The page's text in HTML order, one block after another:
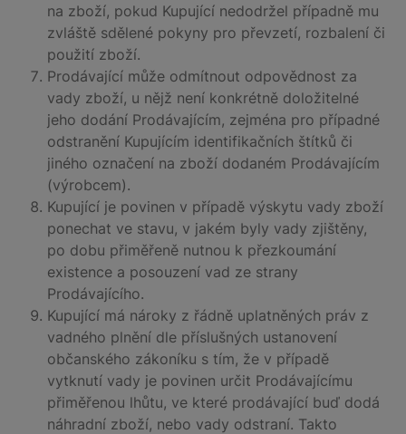
na zboží, pokud Kupující nedodržel případně mu
zvláště sdělené pokyny pro převzetí, rozbalení či
použití zboží.
Prodávající může odmítnout odpovědnost za
vady zboží, u nějž není konkrétně doložitelné
jeho dodání Prodávajícím, zejména pro případné
odstranění Kupujícím identifikačních štítků či
jiného označení na zboží dodaném Prodávajícím
(výrobcem).
Kupující je povinen v případě výskytu vady zboží
ponechat ve stavu, v jakém byly vady zjištěny,
po dobu přiměřeně nutnou k přezkoumání
existence a posouzení vad ze strany
Prodávajícího.
Kupující má nároky z řádně uplatněných práv z
vadného plnění dle příslušných ustanovení
občanského zákoníku s tím, že v případě
vytknutí vady je povinen určit Prodávajícímu
přiměřenou lhůtu, ve které prodávající buď dodá
náhradní zboží, nebo vady odstraní. Takto